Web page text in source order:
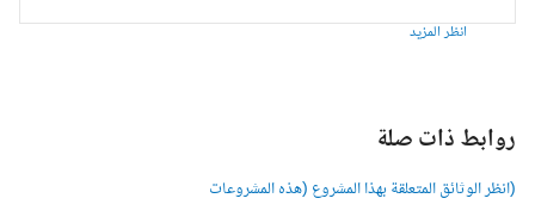
انظر المزيد
روابط ذات صلة
(انظر الوثائق المتعلقة بهذا المشروع (هذه المشروعات